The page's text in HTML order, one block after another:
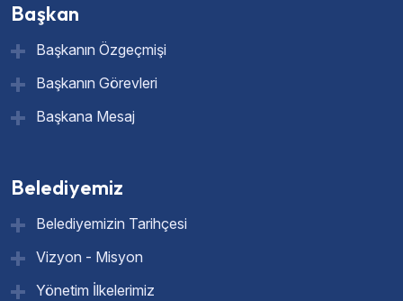
Başkan
Başkanın Özgeçmişi
Başkanın Görevleri
Başkana Mesaj
Belediyemiz
Belediyemizin Tarihçesi
Vizyon - Misyon
Yönetim İlkelerimiz